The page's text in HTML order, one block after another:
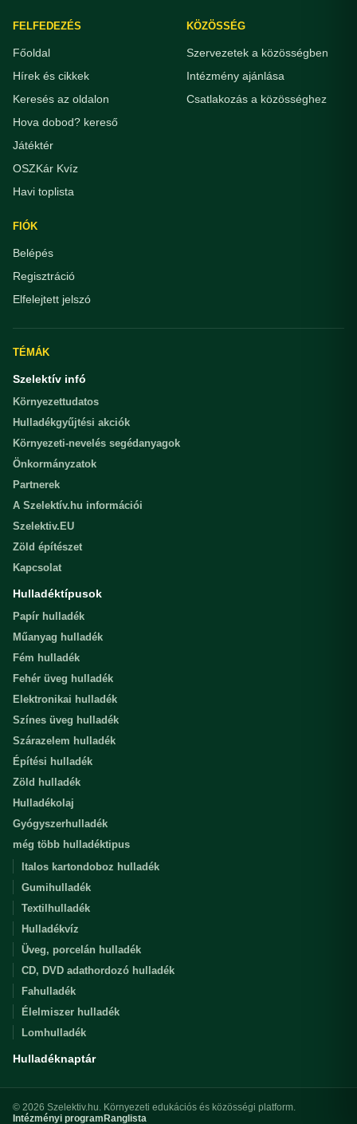
FELFEDEZÉS
Főoldal
Hírek és cikkek
Keresés az oldalon
Hova dobod? kereső
Játéktér
OSZKár Kvíz
Havi toplista
KÖZÖSSÉG
Szervezetek a közösségben
Intézmény ajánlása
Csatlakozás a közösséghez
FIÓK
Belépés
Regisztráció
Elfelejtett jelszó
TÉMÁK
Szelektív infó
Környezettudatos
Hulladékgyűjtési akciók
Környezeti-nevelés segédanyagok
Önkormányzatok
Partnerek
A Szelektív.hu információi
Szelektiv.EU
Zöld építészet
Kapcsolat
Hulladéktípusok
Papír hulladék
Műanyag hulladék
Fém hulladék
Fehér üveg hulladék
Elektronikai hulladék
Színes üveg hulladék
Szárazelem hulladék
Építési hulladék
Zöld hulladék
Hulladékolaj
Gyógyszerhulladék
még több hulladéktipus
Italos kartondoboz hulladék
Gumihulladék
Textilhulladék
Hulladékvíz
Üveg, porcelán hulladék
CD, DVD adathordozó hulladék
Fahulladék
Élelmiszer hulladék
Lomhulladék
Hulladéknaptár
© 2026 Szelektiv.hu. Környezeti edukációs és közösségi platform.
Intézményi program Ranglista